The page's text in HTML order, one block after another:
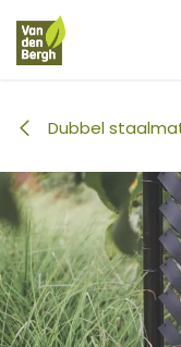
Overslaan naar inhoud
Dubbel